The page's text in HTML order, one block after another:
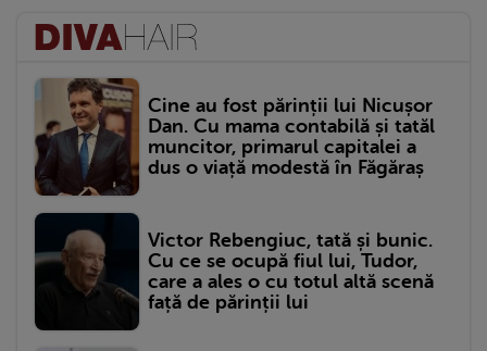
Cine au fost părinții lui Nicușor
Dan. Cu mama contabilă și tatăl
muncitor, primarul capitalei a
dus o viață modestă în Făgăraș
Victor Rebengiuc, tată și bunic.
Cu ce se ocupă fiul lui, Tudor,
care a ales o cu totul altă scenă
față de părinții lui